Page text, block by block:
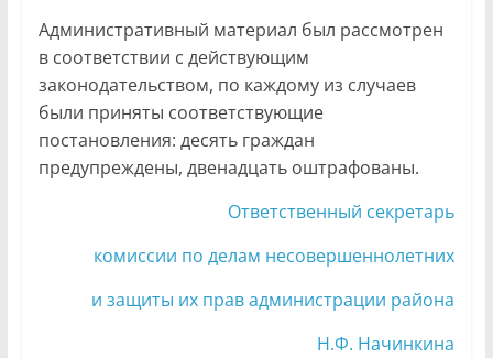
Административный материал был рассмотрен
в соответствии с действующим
законодательством, по каждому из случаев
были приняты соответствующие
постановления: десять граждан
предупреждены, двенадцать оштрафованы.
Ответственный секретарь
комиссии по делам несовершеннолетних
и защиты их прав администрации района
Н.Ф. Начинкина